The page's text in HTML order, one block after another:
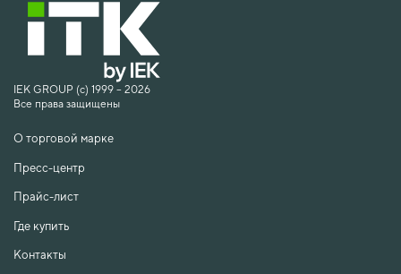
IEK GROUP (c) 1999 – 2026
Все права защищены
О торговой марке
Пресс-центр
Прайс-лист
Где купить
Контакты